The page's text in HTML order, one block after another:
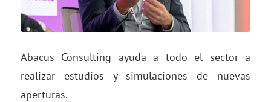
Abacus Consulting ayuda a todo el sector a
realizar estudios y simulaciones de nuevas
aperturas.